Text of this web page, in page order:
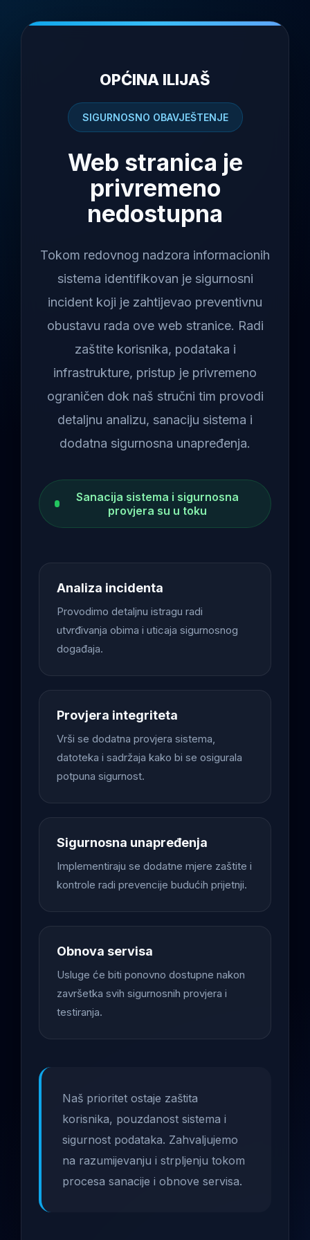
OPĆINA ILIJAŠ
SIGURNOSNO OBAVJEŠTENJE
Web stranica je
privremeno
nedostupna
Tokom redovnog nadzora informacionih
sistema identifikovan je sigurnosni
incident koji je zahtijevao preventivnu
obustavu rada ove web stranice. Radi
zaštite korisnika, podataka i
infrastrukture, pristup je privremeno
ograničen dok naš stručni tim provodi
detaljnu analizu, sanaciju sistema i
dodatna sigurnosna unapređenja.
Sanacija sistema i sigurnosna
provjera su u toku
Analiza incidenta
Provodimo detaljnu istragu radi
utvrđivanja obima i uticaja sigurnosnog
događaja.
Provjera integriteta
Vrši se dodatna provjera sistema,
datoteka i sadržaja kako bi se osigurala
potpuna sigurnost.
Sigurnosna unapređenja
Implementiraju se dodatne mjere zaštite i
kontrole radi prevencije budućih prijetnji.
Obnova servisa
Usluge će biti ponovno dostupne nakon
završetka svih sigurnosnih provjera i
testiranja.
Naš prioritet ostaje zaštita
korisnika, pouzdanost sistema i
sigurnost podataka. Zahvaljujemo
na razumijevanju i strpljenju tokom
procesa sanacije i obnove servisa.